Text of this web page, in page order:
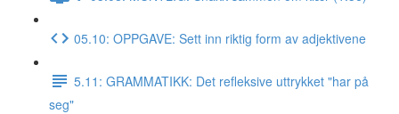
05.10: OPPGAVE: Sett inn riktig form av adjektivene
5.11: GRAMMATIKK: Det refleksive uttrykket "har på
seg"